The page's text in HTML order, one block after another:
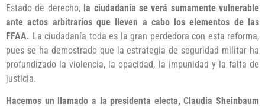
Estado de derecho, la ciudadanía se verá sumamente vulnerable
ante actos arbitrarios que lleven a cabo los elementos de las
FFAA. La ciudadanía toda es la gran perdedora con esta reforma,
pues se ha demostrado que la estrategia de seguridad militar ha
profundizado la violencia, la opacidad, la impunidad y la falta de
justicia.
Hacemos un llamado a la presidenta electa, Claudia Sheinbaum